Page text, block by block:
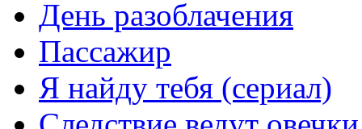
День разоблачения
Пассажир
Я найду тебя (сериал)